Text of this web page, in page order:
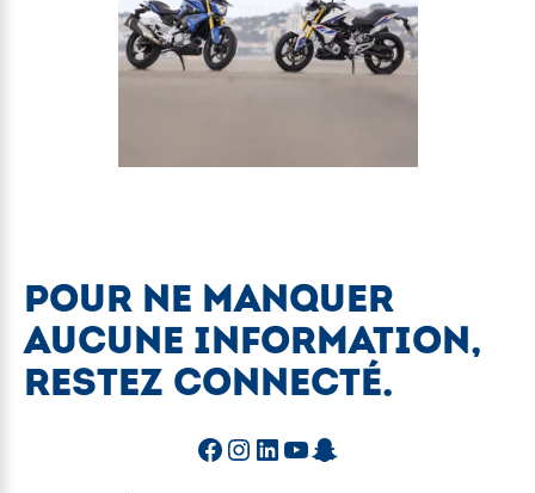
POUR NE MANQUER
AUCUNE INFORMATION,
RESTEZ CONNECTÉ.
Facebook
Instagram
LinkedIn
YouTube
Snapchat